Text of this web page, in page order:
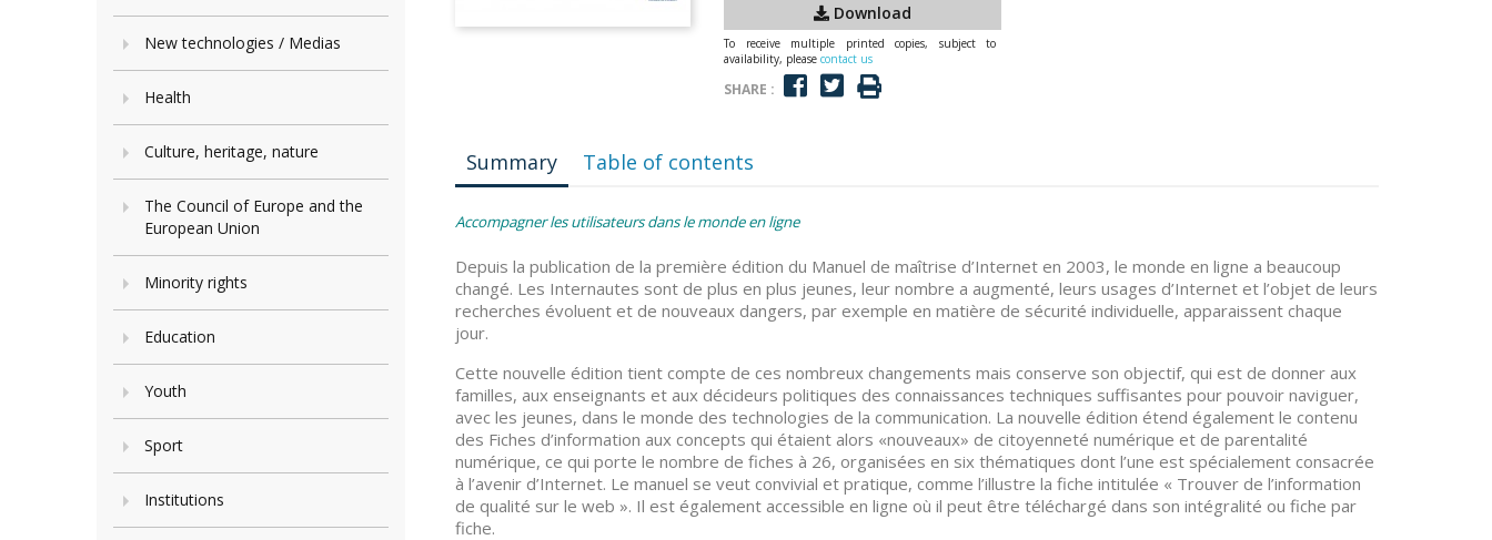
New technologies / Medias
Health
Culture, heritage, nature
The Council of Europe and the
European Union
Minority rights
Education
Youth
Sport
Institutions
Download
To receive multiple printed copies, subject to
availability, please contact us
SHARE :
Summary Table of contents
Accompagner les utilisateurs dans le monde en ligne
Depuis la publication de la première édition du Manuel de maîtrise d’Internet en 2003, le monde en ligne a beaucoup
changé. Les Internautes sont de plus en plus jeunes, leur nombre a augmenté, leurs usages d’Internet et l’objet de leurs
recherches évoluent et de nouveaux dangers, par exemple en matière de sécurité individuelle, apparaissent chaque
jour.
Cette nouvelle édition tient compte de ces nombreux changements mais conserve son objectif, qui est de donner aux
familles, aux enseignants et aux décideurs politiques des connaissances techniques suffisantes pour pouvoir naviguer,
avec les jeunes, dans le monde des technologies de la communication. La nouvelle édition étend également le contenu
des Fiches d’information aux concepts qui étaient alors «nouveaux» de citoyenneté numérique et de parentalité
numérique, ce qui porte le nombre de fiches à 26, organisées en six thématiques dont l’une est spécialement consacrée
à l’avenir d’Internet. Le manuel se veut convivial et pratique, comme l’illustre la fiche intitulée « Trouver de l’information
de qualité sur le web ». Il est également accessible en ligne où il peut être téléchargé dans son intégralité ou fiche par
fiche.